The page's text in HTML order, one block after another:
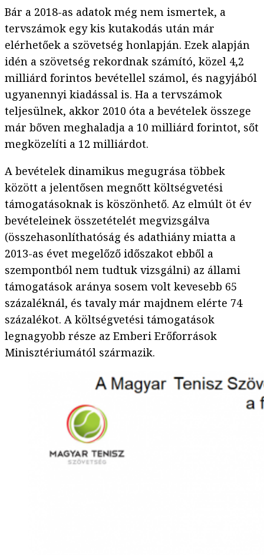
Bár a 2018-as adatok még nem ismertek, a
tervszámok egy kis kutakodás után már
elérhetőek a szövetség honlapján. Ezek alapján
idén a szövetség rekordnak számító, közel 4,2
milliárd forintos bevétellel számol, és nagyjából
ugyanennyi kiadással is. Ha a tervszámok
teljesülnek, akkor 2010 óta a bevételek összege
már bőven meghaladja a 10 milliárd forintot, sőt
megközelíti a 12 milliárdot.
A bevételek dinamikus megugrása többek
között a jelentősen megnőtt költségvetési
támogatásoknak is köszönhető. Az elmúlt öt év
bevételeinek összetételét megvizsgálva
(összehasonlíthatóság és adathiány miatta a
2013-as évet megelőző időszakot ebből a
szempontból nem tudtuk vizsgálni) az állami
támogatások aránya sosem volt kevesebb 65
százaléknál, és tavaly már majdnem elérte 74
százalékot. A költségvetési támogatások
legnagyobb része az Emberi Erőforrások
Minisztériumától származik.